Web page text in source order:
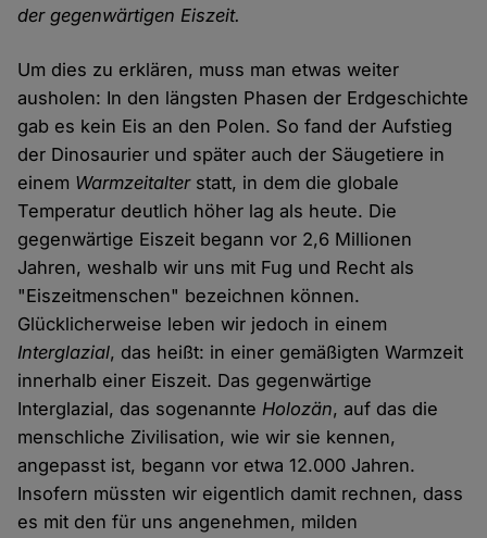
der gegenwärtigen Eiszeit.
Um dies zu erklären, muss man etwas weiter
ausholen: In den längsten Phasen der Erdgeschichte
gab es kein Eis an den Polen. So fand der Aufstieg
der Dinosaurier und später auch der Säugetiere in
einem Warmzeitalterstatt, in dem die globale
Temperatur deutlich höher lag als heute. Die
gegenwärtige Eiszeit begann vor 2,6 Millionen
Jahren, weshalb wir uns mit Fug und Recht als
"Eiszeitmenschen" bezeichnen können.
Glücklicherweise leben wir jedoch in einem
Interglazial, das heißt: in einer gemäßigten Warmzeit
innerhalb einer Eiszeit. Das gegenwärtige
Interglazial, das sogenannteHolozän, auf das die
menschliche Zivilisation, wie wir sie kennen,
angepasst ist, begann vor etwa 12.000 Jahren.
Insofern müssten wir eigentlich damit rechnen, dass
es mit den für uns angenehmen, milden